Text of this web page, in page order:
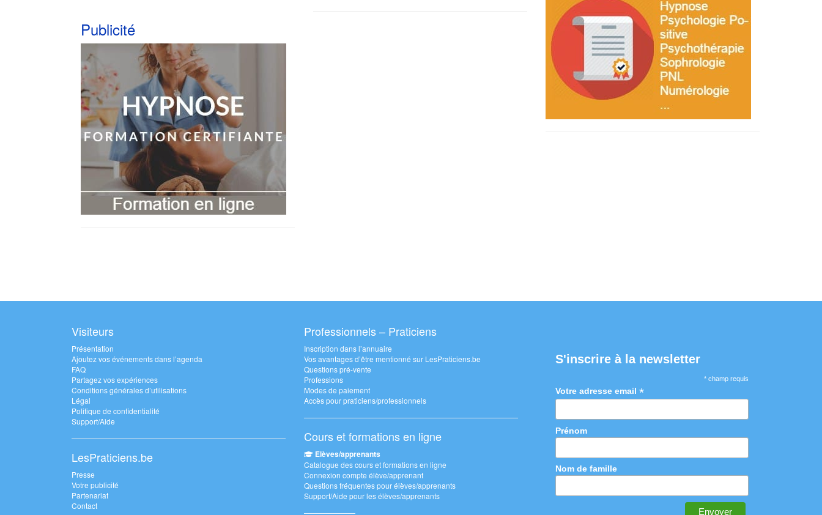
Publicité
Visiteurs
Présentation
Ajoutez vos événements dans l’agenda
FAQ
Partagez vos expériences
Conditions générales d’utilisations
Légal
Politique de confidentialité
Support/Aide
LesPraticiens.be
Presse
Votre publicité
Partenariat
Contact
Professionnels – Praticiens
Inscription dans l’annuaire
Vos avantages d’être mentionné sur LesPraticiens.be
Questions pré-vente
Professions
Modes de paiement
Accès pour praticiens/professionnels
Cours et formations en ligne
Elèves/apprenants
Catalogue des cours et formations en ligne
Connexion compte élève/apprenant
Questions fréquentes pour élèves/apprenants
Support/Aide pour les élèves/apprenants
———————
S'inscrire à la newsletter
* champ requis
Votre adresse email*
Prénom
Nom de famille